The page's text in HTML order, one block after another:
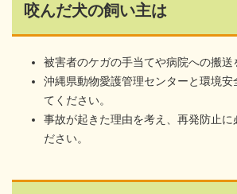
咬んだ犬の飼い主は
被害者のケガの手当てや病院への搬送
沖縄県動物愛護管理センターと環境安
てください。
事故が起きた理由を考え、再発防止に
ださい。